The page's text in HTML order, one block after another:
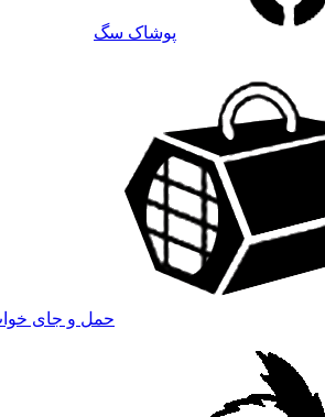
پوشاک سگ
حمل و جای